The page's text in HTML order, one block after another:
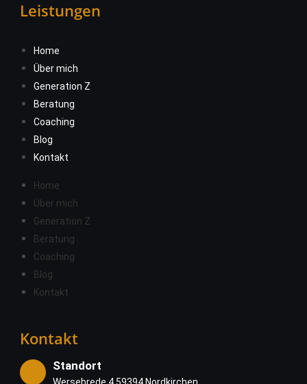
Leistungen
Home
Über mich
Generation Z
Beratung
Coaching
Blog
Kontakt
Home
Über mich
Generation Z
Beratung
Coaching
Blog
Kontakt
Kontakt
Standort